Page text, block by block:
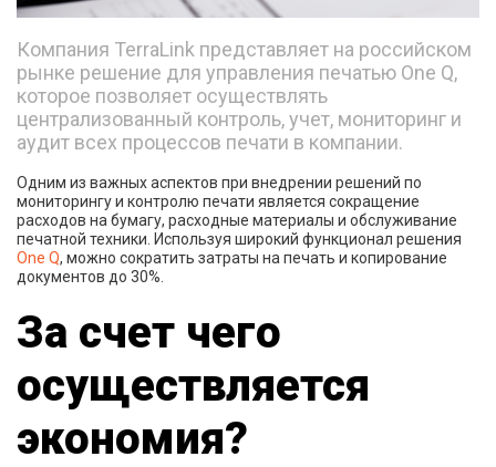
Компания TerraLink представляет на российском
рынке решение для управления печатью One Q,
которое позволяет осуществлять
централизованный контроль, учет, мониторинг и
аудит всех процессов печати в компании.
Одним из важных аспектов при внедрении решений по
мониторингу и контролю печати является сокращение
расходов на бумагу, расходные материалы и обслуживание
печатной техники. Используя широкий функционал решения
One Q, можно сократить затраты на печать и копирование
документов до 30%.
За счет чего
осуществляется
экономия?